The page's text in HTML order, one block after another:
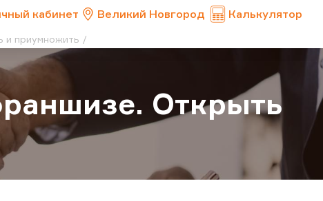
кабинет Великий Новгород Калькулятор
и приумножить
Открыть